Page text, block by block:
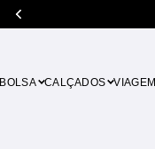
BOLSA CALÇADOS VIAGEM